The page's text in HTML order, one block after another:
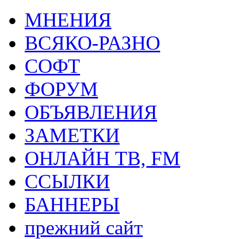
МНЕНИЯ
ВСЯКО-РАЗНО
СОФТ
ФОРУМ
ОБЪЯВЛЕНИЯ
ЗАМЕТКИ
ОНЛАЙН ТВ, FM
ССЫЛКИ
БАННЕРЫ
прежний сайт